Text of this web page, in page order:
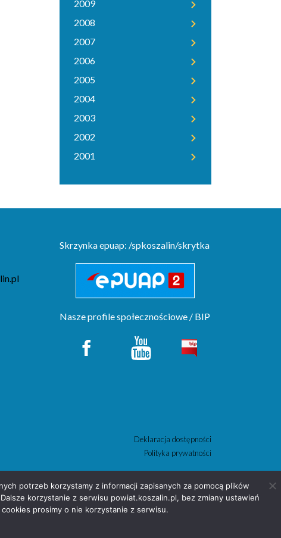
2009
2008
2007
2006
2005
2004
2003
2002
2001
Skrzynka epuap: /spkoszalin/skrytka
Nasze profile społecznościowe / BIP
Deklaracja dostępności
Polityka prywatności
potrzeb korzystamy z informacji zapisanych za pomocą plików
korzystanie z serwisu powiat.koszalin.pl, bez zmiany ustawień
prosimy o nie korzystanie z serwisu.